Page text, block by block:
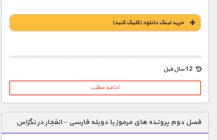
خريد لينک دانلود (کليک کنيد)
1900 تومان – خريد لينک دانلود (افزودن به سبد خريد)
ادامه مطلب
فصل دوم پرونده های مرموز با دوبله فارسی – انفجار در تگزاس